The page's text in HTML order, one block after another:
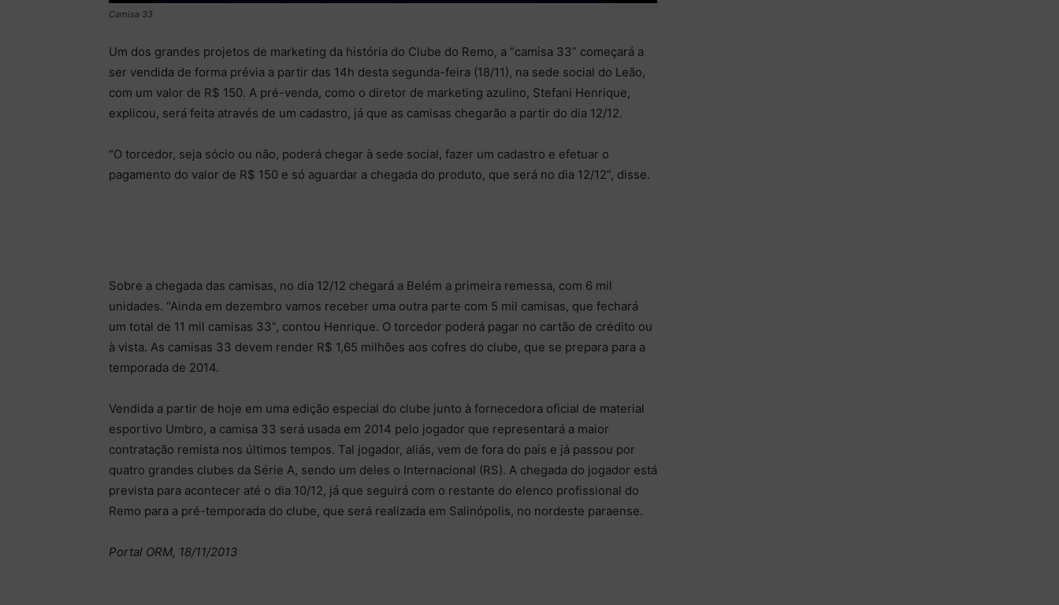
Camisa 33
Um dos grandes projetos de marketing da história do Clube do Remo, a “camisa 33” começará a
ser vendida de forma prévia a partir das 14h desta segunda-feira (18/11), na sede social do Leão,
com um valor de R$ 150. A pré-venda, como o diretor de marketing azulino, Stefani Henrique,
explicou, será feita através de um cadastro, já que as camisas chegarão a partir do dia 12/12.
“O torcedor, seja sócio ou não, poderá chegar à sede social, fazer um cadastro e efetuar o
pagamento do valor de R$ 150 e só aguardar a chegada do produto, que será no dia 12/12”, disse.
Sobre a chegada das camisas, no dia 12/12 chegará a Belém a primeira remessa, com 6 mil
unidades. “Ainda em dezembro vamos receber uma outra parte com 5 mil camisas, que fechará
um total de 11 mil camisas 33”, contou Henrique. O torcedor poderá pagar no cartão de crédito ou
à vista. As camisas 33 devem render R$ 1,65 milhões aos cofres do clube, que se prepara para a
temporada de 2014.
Vendida a partir de hoje em uma edição especial do clube junto à fornecedora oficial de material
esportivo Umbro, a camisa 33 será usada em 2014 pelo jogador que representará a maior
contratação remista nos últimos tempos. Tal jogador, aliás, vem de fora do país e já passou por
quatro grandes clubes da Série A, sendo um deles o Internacional (RS). A chegada do jogador está
prevista para acontecer até o dia 10/12, já que seguirá com o restante do elenco profissional do
Remo para a pré-temporada do clube, que será realizada em Salinópolis, no nordeste paraense.
Portal ORM, 18/11/2013